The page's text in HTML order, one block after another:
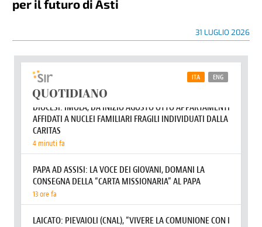
per il futuro di Asti
31 LUGLIO 2026